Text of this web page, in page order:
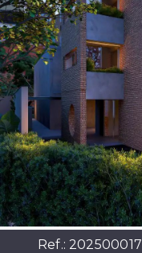
Ref.: 202500017